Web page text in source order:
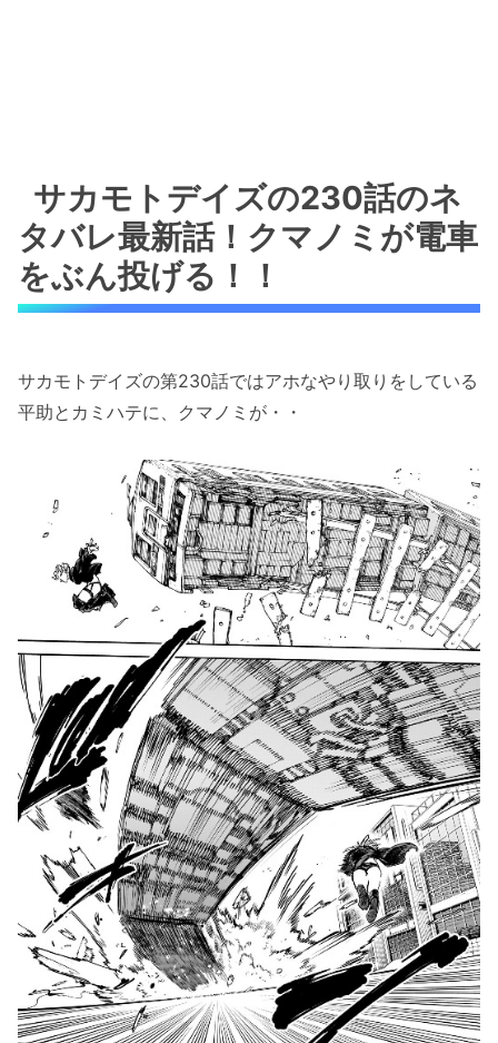
サカモトデイズの230話のネ
タバレ最新話！クマノミが電車
をぶん投げる！！
サカモトデイズの第230話ではアホなやり取りをしている
平助とカミハテに、クマノミが・・